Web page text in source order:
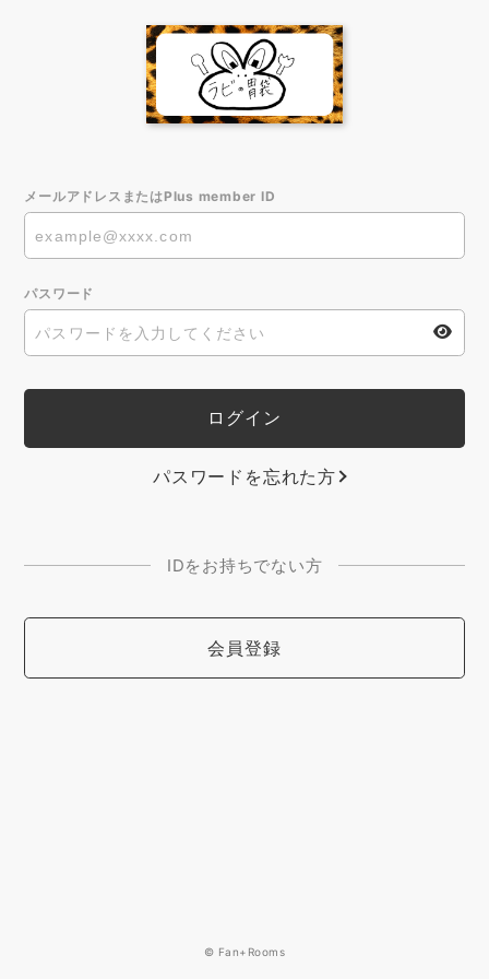
メールアドレスまたはPlus member ID
パスワード
パスワードを忘れた方
IDをお持ちでない方
会員登録
© Fan+Rooms